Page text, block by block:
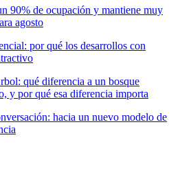
90% de ocupación y mantiene muy
agosto
por qué los desarrollos con
qué diferencia a un bosque
y por qué esa diferencia importa
hacia un nuevo modelo de